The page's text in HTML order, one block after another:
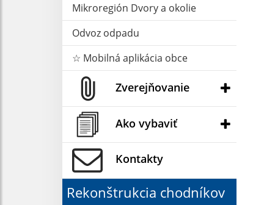
Mikroregión Dvory a okolie
Odvoz odpadu
☆ Mobilná aplikácia obce
Zverejňovanie
Ako vybaviť
Kontakty
Rekonštrukcia chodníkov